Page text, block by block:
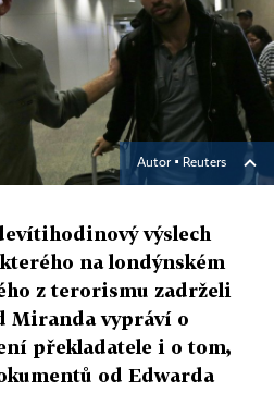
Autor ▪ Reuters
výslech
na londýnském
z terorismu zadrželi
Miranda vypráví o
překladatele i o tom,
od Edwarda